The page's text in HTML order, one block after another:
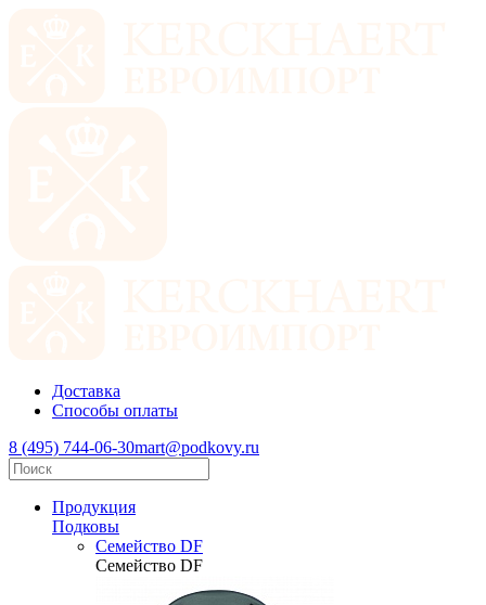
Доставка
Способы оплаты
8 (495) 744-06-30mart@podkovy.ru
Продукция
Подковы
Семейство DF
Семейство DF